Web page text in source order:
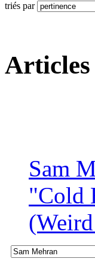
triés par
Articles
Sam
"Cold